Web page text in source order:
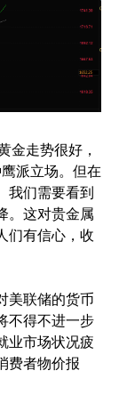
金走势很好，
派立场。但在
我们需要看到
。这对贵金属
们有信心，收
美联储的货币
不得不进一步
业市场状况疲
费者物价报